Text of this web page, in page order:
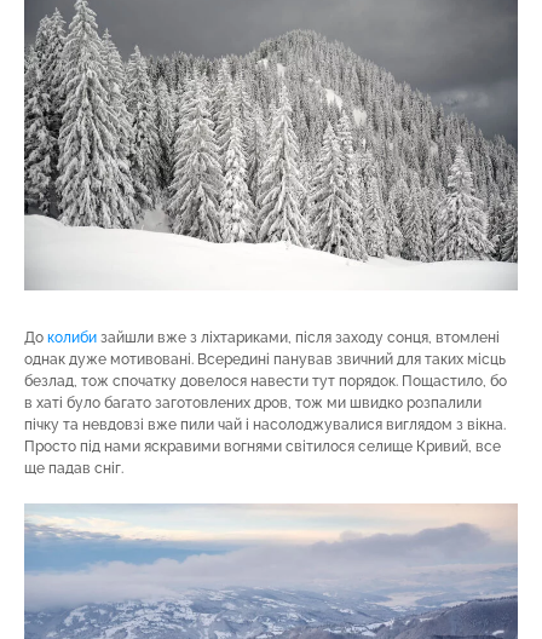
До колиби зайшли вже з ліхтариками, після заходу сонця, втомлені
однак дуже мотивовані. Всередині панував звичний для таких місць
безлад, тож спочатку довелося навести тут порядок. Пощастило, бо
в хаті було багато заготовлених дров, тож ми швидко розпалили
пічку та невдовзі вже пили чай і насолоджувалися виглядом з вікна.
Просто під нами яскравими вогнями світилося селище Кривий, все
ще падав сніг.